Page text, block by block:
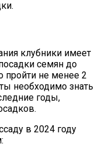
клубники имеет
семян до
пройти не менее 2
необходимо знать
годы,
в 2024 году